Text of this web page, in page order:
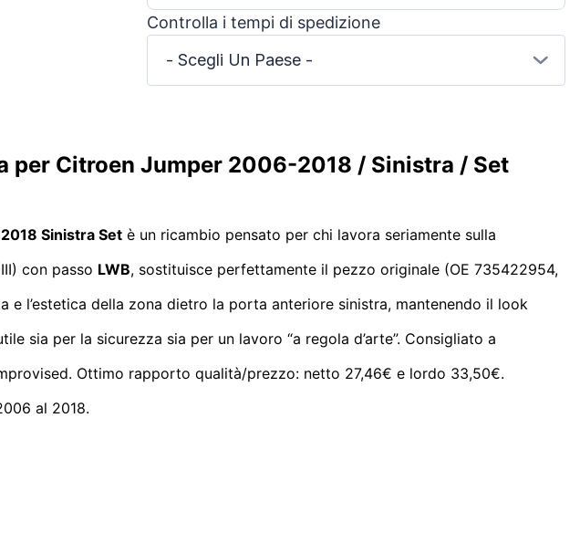
Controlla i tempi di spedizione
- Scegli Un Paese -
per Citroen Jumper 2006-2018 / Sinistra / Set
Sinistra Set è un ricambio pensato per chi lavora seriamente sulla
con passo LWB, sostituisce perfettamente il pezzo originale (OE 735422954,
e l’estetica della zona dietro la porta anteriore sinistra, mantenendo il look
sia per la sicurezza sia per un lavoro “a regola d’arte”. Consigliato a
Ottimo rapporto qualità/prezzo: netto 27,46€ e lordo 33,50€.
al 2018.